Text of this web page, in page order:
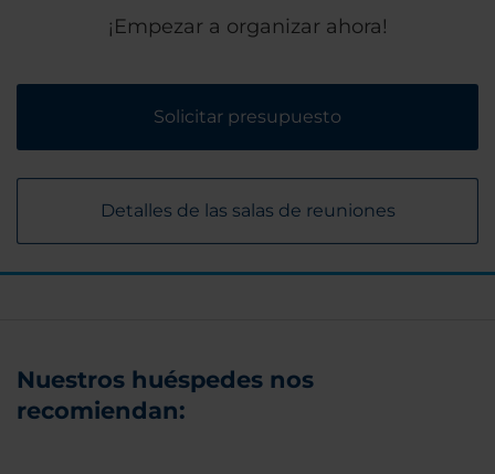
¡Empezar a organizar ahora!
Solicitar presupuesto
Detalles de las salas de reuniones
Nuestros huéspedes nos
recomiendan: